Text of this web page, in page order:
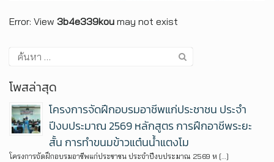
Error: View 3b4e339kou may not exist
โพสล่าสุด
โครงการจัดฝึกอบรมอาชีพแก่ประชาชน ประจำ
ปีงบประมาณ 2569 หลักสูตร การฝึกอาชีพระยะ
สั้น การทำขนมข้าวแต๋นน้ำแตงโม
โครงการจัดฝึกอบรมอาชีพแก่ประชาชน ประจำปีงบประมาณ 2569 ห […]